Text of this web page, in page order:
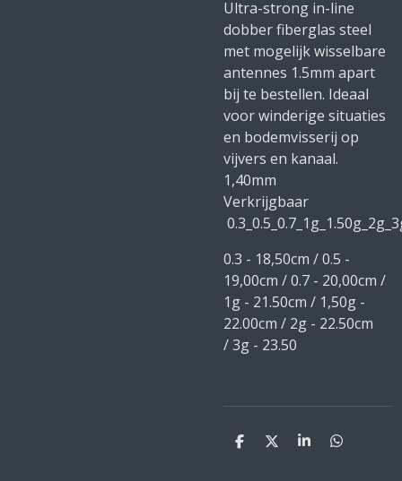
Ultra-strong in-line
dobber fiberglas steel
met mogelijk wisselbare
antennes 1.5mm apart
bij te bestellen. Ideaal
voor winderige situaties
en bodemvisserij op
vijvers en kanaal.
1,40mm
Verkrijgbaar
0.3 - 18,50cm / 0.5 -
19,00cm / 0.7 - 20,00cm /
1g - 21.50cm / 1,50g -
22.00cm / 2g - 22.50cm
/ 3g - 23.50
D
D
S
D